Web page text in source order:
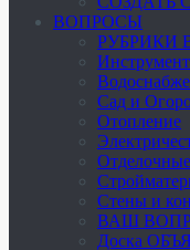
ВОПРОСЫ
РУБРИКИ
Сад и
Отопление
Стены и
ВАШ
Доска